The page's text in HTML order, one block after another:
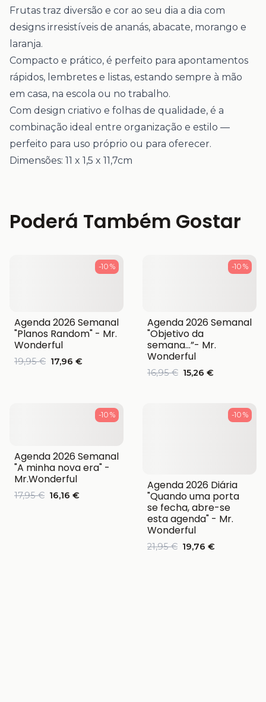
Frutas traz diversão e cor ao seu dia a dia com
designs irresistíveis de ananás, abacate, morango e
laranja.
Compacto e prático, é perfeito para apontamentos
rápidos, lembretes e listas, estando sempre à mão
em casa, na escola ou no trabalho.
Com design criativo e folhas de qualidade, é a
combinação ideal entre organização e estilo —
perfeito para uso próprio ou para oferecer.
Dimensões: 11 x 1,5 x 11,7cm
Poderá Também Gostar
-10 %
Agenda 2026 Semanal
"Planos Random" - Mr.
Wonderful
19,95 € 17,96 €
-10 %
Agenda 2026 Semanal
"Objetivo da
semana…”- Mr.
Wonderful
16,95 € 15,26 €
-10 %
Agenda 2026 Semanal
"A minha nova era" -
Mr.Wonderful
17,95 € 16,16 €
-10 %
Agenda 2026 Diária
"Quando uma porta
se fecha, abre-se
esta agenda" - Mr.
Wonderful
21,95 € 19,76 €